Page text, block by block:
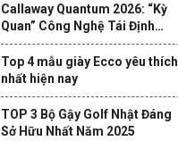
Callaway Quantum 2026: “Kỳ
Quan” Công Nghệ Tái Định
Nghĩa Giới Hạn Tốc Độ
Top 4 mẫu giày Ecco yêu thích
nhất hiện nay
TOP 3 Bộ Gậy Golf Nhật Đáng
Sở Hữu Nhất Năm 2025